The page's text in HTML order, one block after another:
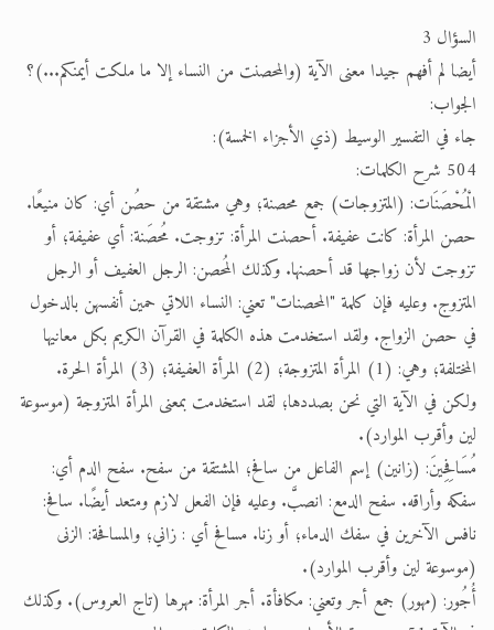
السؤال 3
أيضا لم أفهم جيدا معنى الآية (والمحصنت من النساء إلا ما ملكت أيمنكم...)؟
الجواب:
جاء في التفسير الوسيط (ذي الأجزاء الخمسة):
504 شرح الكلمات:
الْمُحْصَنَات: (المتزوجات) جمع محصنة؛ وهي مشتقة من حصُن أي: كان منيعًا.
حصن المرأة: كانت عفيفة. أحصنت المرأة: تزوجت. مُحصَنة: أي عفيفة؛ أو
تزوجت لأن زواجها قد أحصنها. وكذلك المُحصن: الرجل العفيف أو الرجل
المتزوج. وعليه فإن كلمة "المحصنات" تعني: النساء اللاتي حمين أنفسهن بالدخول
في حصن الزواج. ولقد استخدمت هذه الكلمة في القرآن الكريم بكل معانيها
المختلفة؛ وهي: (1) المرأة المتزوجة؛ (2) المرأة العفيفة؛ (3) المرأة الحرة.
ولكن في الآية التي نحن بصددها؛ لقد استخدمت بمعنى المرأة المتزوجة (موسوعة
لين وأقرب الموارد).
مُسَافِحِينَ: (زانين) إسم الفاعل من سافح؛ المشتقة من سفح. سفح الدم أي:
سفكه وأراقه. سفح الدمع: انصبَّ. وعليه فإن الفعل لازم ومتعد أيضًا. سافح:
نافس الآخرين في سفك الدماء؛ أو زنا. مسافح أي : زاني؛ والمسافحة: الزنى
(موسوعة لين وأقرب الموارد).
أُجُور: (مهور) جمع أجر وتعني: مكافأة. أجر المرأة: مهرها (تاج العروس). وكذلك